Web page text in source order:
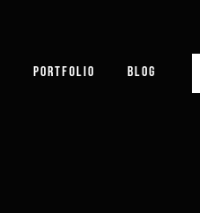
PORTFOLIO BLOG